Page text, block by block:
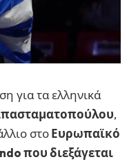
για τα ελληνικά
,
στοΕυρωπαϊκό
που διεξάγεται